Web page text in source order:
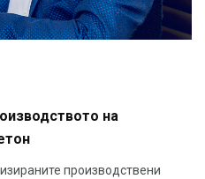
на
производствени